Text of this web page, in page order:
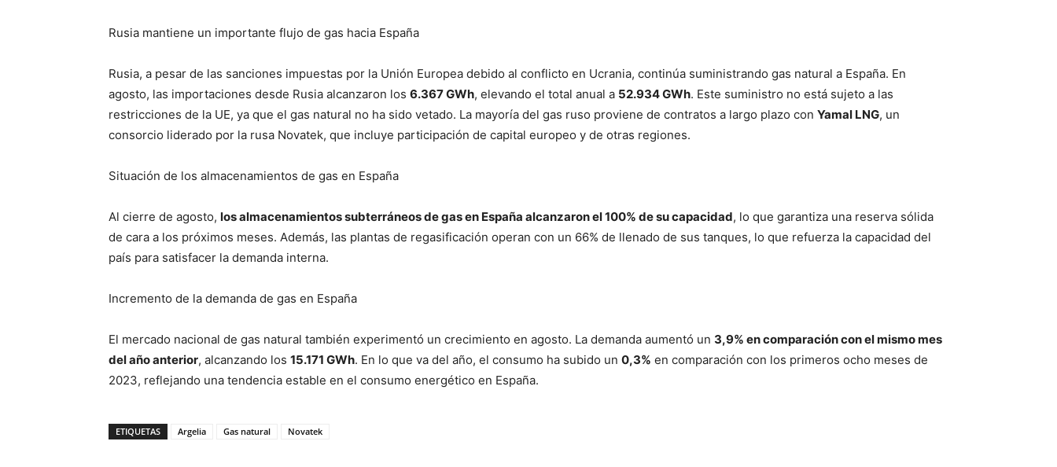
Rusia mantiene un importante flujo de gas hacia España
Rusia, a pesar de las sanciones impuestas por la Unión Europea debido al conflicto en Ucrania, continúa suministrando gas natural a España. En
agosto, las importaciones desde Rusia alcanzaron los 6.367 GWh, elevando el total anual a 52.934 GWh. Este suministro no está sujeto a las
restricciones de la UE, ya que el gas natural no ha sido vetado. La mayoría del gas ruso proviene de contratos a largo plazo con Yamal LNG, un
consorcio liderado por la rusa Novatek, que incluye participación de capital europeo y de otras regiones.
Situación de los almacenamientos de gas en España
Al cierre de agosto, los almacenamientos subterráneos de gas en España alcanzaron el 100% de su capacidad, lo que garantiza una reserva sólida
de cara a los próximos meses. Además, las plantas de regasificación operan con un 66% de llenado de sus tanques, lo que refuerza la capacidad del
país para satisfacer la demanda interna.
Incremento de la demanda de gas en España
El mercado nacional de gas natural también experimentó un crecimiento en agosto. La demanda aumentó un 3,9% en comparación con el mismo mes
del año anterior, alcanzando los 15.171 GWh. En lo que va del año, el consumo ha subido un 0,3% en comparación con los primeros ocho meses de
2023, reflejando una tendencia estable en el consumo energético en España.
ETIQUETAS Argelia Gas natural Novatek